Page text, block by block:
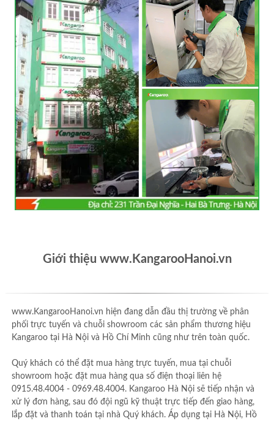
Giới thiệu www.KangarooHanoi.vn
www.KangarooHanoi.vn hiện đang dẫn đầu thị trường về phân
phối trực tuyến và chuỗi showroom các sản phẩm thương hiệu
Kangaroo tại Hà Nội và Hồ Chí Minh cũng như trên toàn quốc.
Quý khách có thể đặt mua hàng trực tuyến, mua tại chuỗi
showroom hoặc đặt mua hàng qua số điện thoại liên hệ
0915.48.4004 - 0969.48.4004. Kangaroo Hà Nội sẽ tiếp nhận và
xử lý đơn hàng, sau đó đội ngũ kỹ thuật trực tiếp đến giao hàng,
lắp đặt và thanh toán tại nhà Quý khách. Áp dụng tại Hà Nội, Hồ